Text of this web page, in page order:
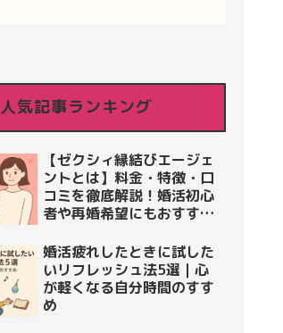
人気記事ランキング
【ゼクシィ縁結びエージェ
ントとは】料金・特徴・口
コミを徹底解説！婚活初心
者や再婚希望にもおすす
婚活疲れしたときに試した
いリフレッシュ法5選｜心
が軽くなる自分時間のすす
め